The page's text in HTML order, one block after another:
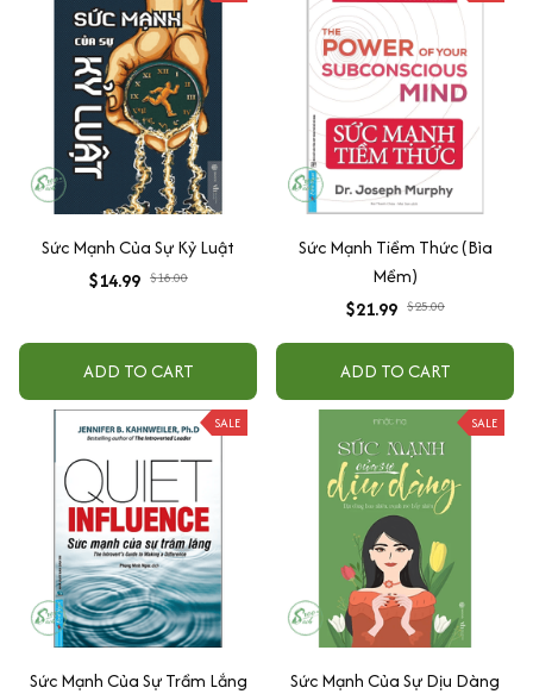
Sức Mạnh Của Sự Kỷ Luật
$14.99 $18.00
ADD TO CART
Sức Mạnh Tiềm Thức (Bìa
Mềm)
$21.99 $25.00
ADD TO CART
SALE
Sức Mạnh Của Sự Trầm Lắng
SALE
Sức Mạnh Của Sự Dịu Dàng